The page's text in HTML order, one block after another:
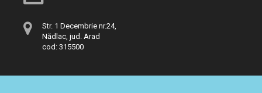
Str. 1 Decembrie nr.24,
Nădlac, jud. Arad
cod: 315500